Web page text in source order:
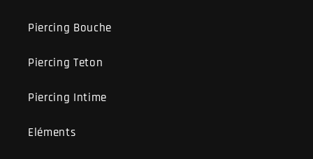
Piercing Bouche
Piercing Teton
Piercing Intime
Eléments